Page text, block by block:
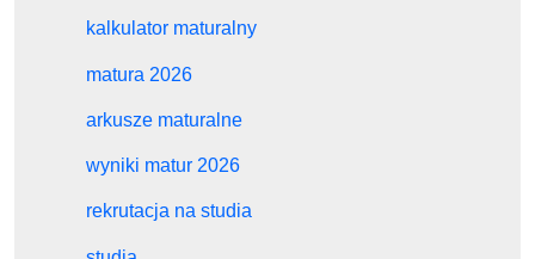
kalkulator maturalny
matura 2026
arkusze maturalne
wyniki matur 2026
rekrutacja na studia